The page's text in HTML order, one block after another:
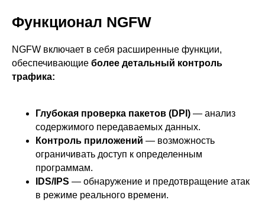
Функционал NGFW
NGFW включает в себя расширенные функции,
обеспечивающие более детальный контроль
трафика:
Глубокая проверка пакетов (DPI) — анализ
содержимого передаваемых данных.
Контроль приложений — возможность
ограничивать доступ к определенным
программам.
IDS/IPS — обнаружение и предотвращение атак
в режиме реального времени.